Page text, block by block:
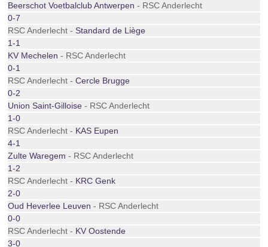
Beerschot Voetbalclub Antwerpen - RSC Anderlecht
0-7
RSC Anderlecht -Standard de Liège
1-1
KV Mechelen - RSC Anderlecht
0-1
RSC Anderlecht -Cercle Brugge
0-2
Union Saint-Gilloise - RSC Anderlecht
1-0
RSC Anderlecht - KAS Eupen
4-1
Zulte Waregem - RSC Anderlecht
1-2
RSC Anderlecht - KRC Genk
2-0
Oud Heverlee Leuven - RSC Anderlecht
0-0
RSC Anderlecht - KV Oostende
3-0